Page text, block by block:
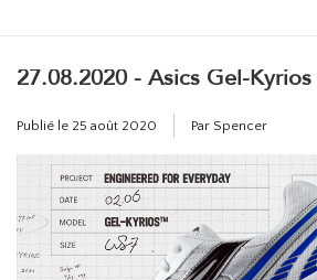
NOUVEAU
VÊTEMENTS
ACCESSOIRES
27.08.2020 - Asics Gel-Kyrios
Publié le 25 août 2020 Par Spencer